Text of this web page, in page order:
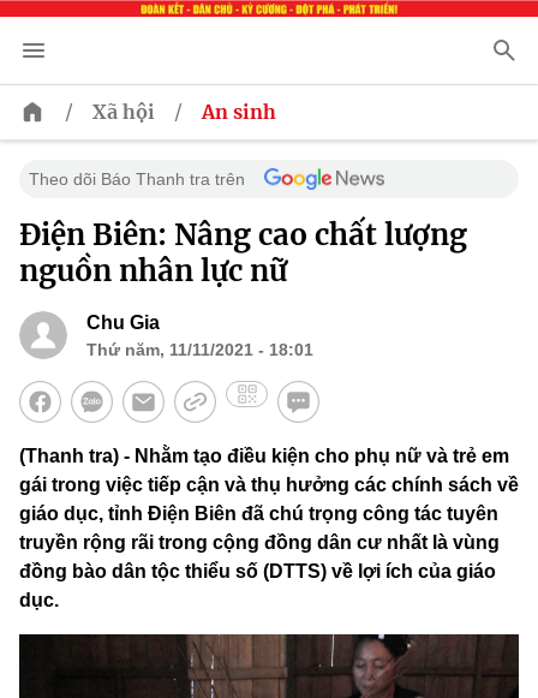
/ Xã hội / An sinh
Theo dõi Báo Thanh tra trên
Điện Biên: Nâng cao chất lượng
nguồn nhân lực nữ
Chu Gia
Thứ năm, 11/11/2021 - 18:01
(Thanh tra) - Nhằm tạo điều kiện cho phụ nữ và trẻ em
gái trong việc tiếp cận và thụ hưởng các chính sách về
giáo dục, tỉnh Điện Biên đã chú trọng công tác tuyên
truyền rộng rãi trong cộng đồng dân cư nhất là vùng
đồng bào dân tộc thiểu số (DTTS) về lợi ích của giáo
dục.